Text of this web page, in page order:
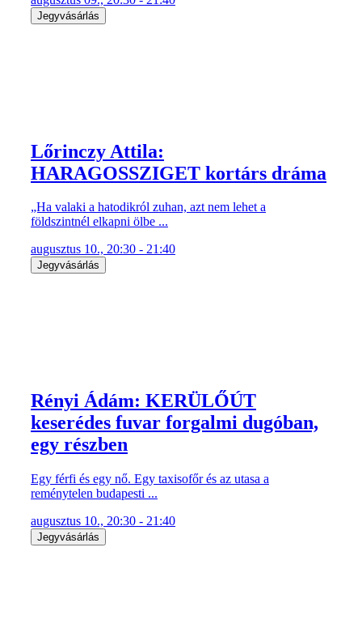
Jegyvásárlás
Lőrinczy Attila:
HARAGOSSZIGET kortárs dráma
„Ha valaki a hatodikról zuhan, azt nem lehet a
földszintnél elkapni ölbe ...
augusztus 10., 20:30 - 21:40
Jegyvásárlás
Rényi Ádám: KERÜLŐÚT
keserédes fuvar forgalmi dugóban,
egy részben
Egy férfi és egy nő. Egy taxisofőr és az utasa a
reménytelen budapesti ...
augusztus 10., 20:30 - 21:40
Jegyvásárlás